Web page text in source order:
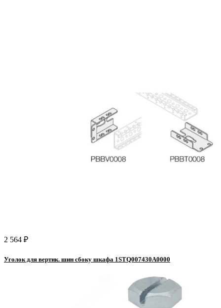
2 564 ₽
Уголок для вертик. шин сбоку шкафа 1STQ007430A0000